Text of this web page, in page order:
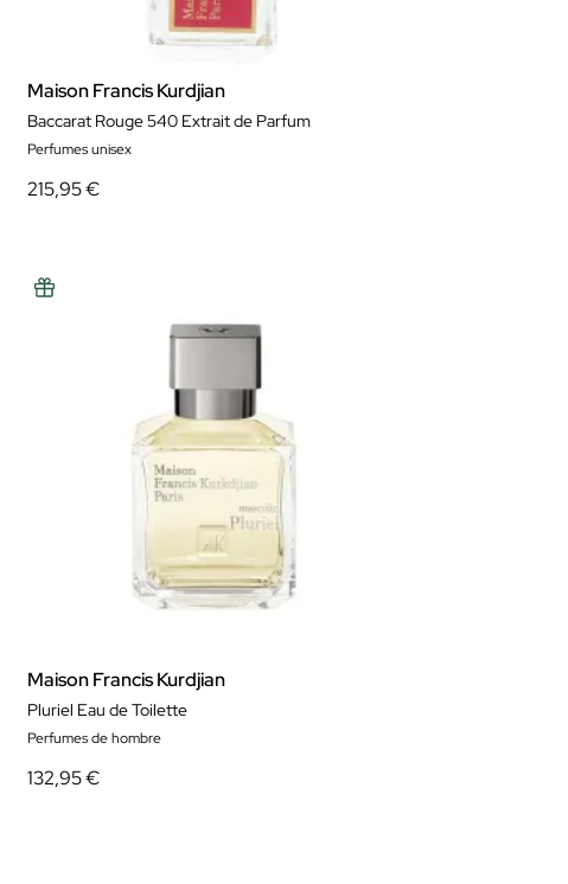
Maison Francis Kurdjian
Baccarat Rouge 540 Extrait de Parfum
Perfumes unisex
215,95 €
Maison Francis Kurdjian
Pluriel Eau de Toilette
Perfumes de hombre
132,95 €